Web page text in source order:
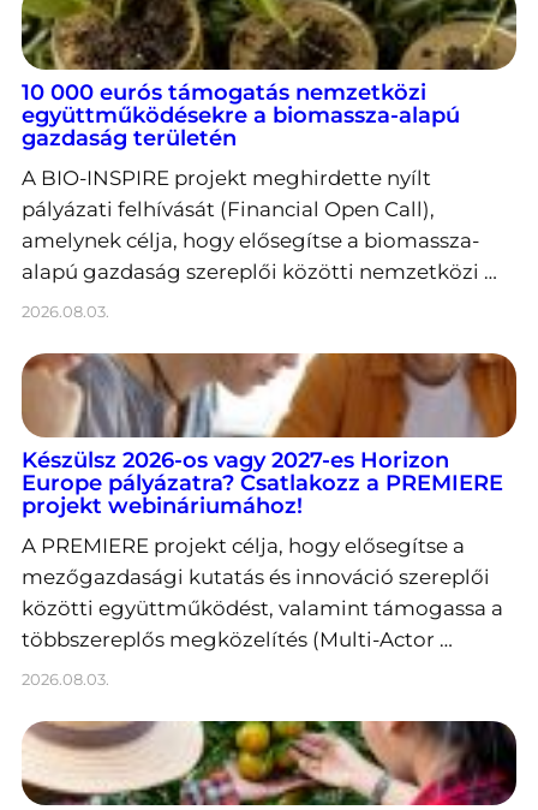
10 000 eurós támogatás nemzetközi
együttműködésekre a biomassza-alapú
gazdaság területén
A BIO-INSPIRE projekt meghirdette nyílt
pályázati felhívását (Financial Open Call),
amelynek célja, hogy elősegítse a biomassza-
alapú gazdaság szereplői közötti nemzetközi …
2026.08.03.
Készülsz 2026-os vagy 2027-es Horizon
Europe pályázatra? Csatlakozz a PREMIERE
projekt webináriumához!
A PREMIERE projekt célja, hogy elősegítse a
mezőgazdasági kutatás és innováció szereplői
közötti együttműködést, valamint támogassa a
többszereplős megközelítés (Multi-Actor …
2026.08.03.